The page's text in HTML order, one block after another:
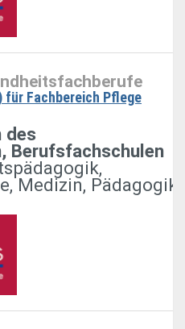
Fachbereich Pflege
des
Berufsfachschulen
Medizin, Pädagogik